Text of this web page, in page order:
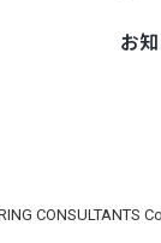
お
CONSULTANTS